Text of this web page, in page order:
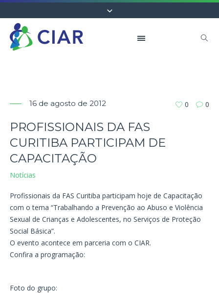
16 de agosto de 2012 0 0
PROFISSIONAIS DA FAS
CURITIBA PARTICIPAM DE
CAPACITAÇÃO
Notícias
Profissionais da FAS Curitiba participam hoje de Capacitação
com o tema “Trabalhando a Prevenção ao Abuso e Violência
Sexual de Crianças e Adolescentes, no Serviços de Proteção
Social Básica”.
O evento acontece em parceria com o CIAR.
Confira a programação:
Foto do grupo: